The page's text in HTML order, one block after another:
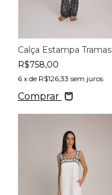
Calça Estampa Tramas
R$758,00
6 x de R$126,33 sem juros
Comprar